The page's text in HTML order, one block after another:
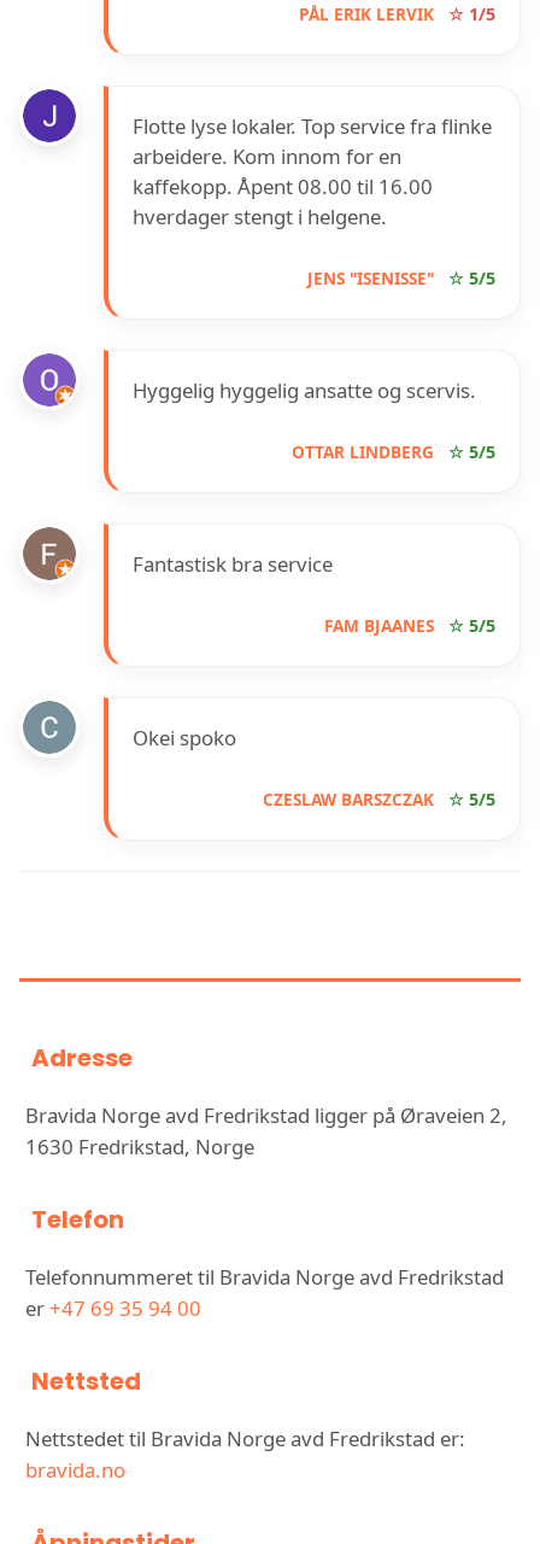
PÅL ERIK LERVIK ☆ 1/5
Flotte lyse lokaler. Top service fra flinke
arbeidere. Kom innom for en
kaffekopp. Åpent 08.00 til 16.00
hverdager stengt i helgene.
JENS "ISENISSE" ☆ 5/5
Hyggelig hyggelig ansatte og scervis.
OTTAR LINDBERG ☆ 5/5
Fantastisk bra service
FAM BJAANES ☆ 5/5
Okei spoko
CZESLAW BARSZCZAK ☆ 5/5
Adresse
Bravida Norge avd Fredrikstad ligger på Øraveien 2,
1630 Fredrikstad, Norge
Telefon
Telefonnummeret til Bravida Norge avd Fredrikstad
er+47 69 35 94 00
Nettsted
Nettstedet til Bravida Norge avd Fredrikstad er:
bravida.no